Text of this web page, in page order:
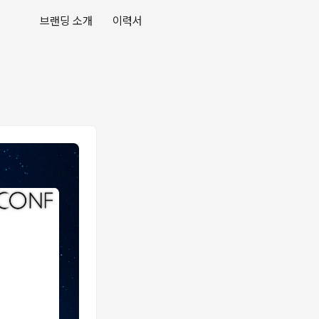
브랜딩 소개 이력서